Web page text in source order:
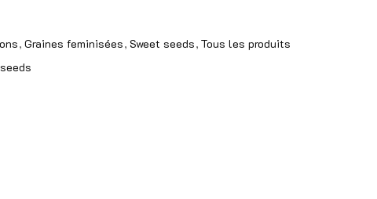
Graines feminisées Sweet seeds Tous les produits